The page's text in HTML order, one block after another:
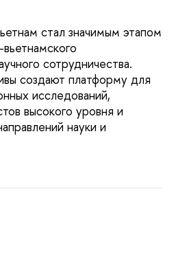
стал значимым этапом
сотрудничества.
создают платформу для
исследований,
высокого уровня и
науки и